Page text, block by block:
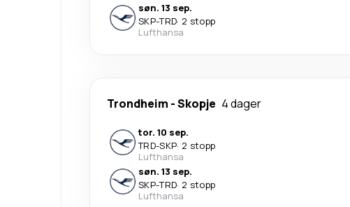
søn. 13 sep.
SKP-TRD· 2 stopp
Lufthansa
Trondheim -Skopje 4 dager
tor. 10 sep.
TRD-SKP· 2 stopp
Lufthansa
søn. 13 sep.
SKP-TRD· 2 stopp
Lufthansa